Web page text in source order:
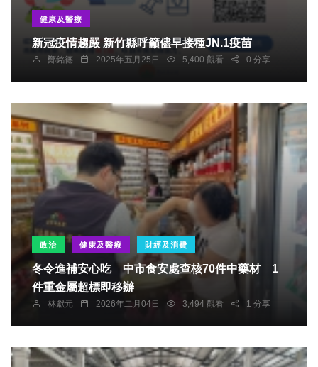
健康及醫療
新冠疫情趨嚴 新竹縣呼籲儘早接種JN.1疫苗
鄭銘德 2025年五月25日 5,400 觀看 0 分享
政治 健康及醫療 財經及消費
冬令進補安心吃 中市食安處查核70件中藥材 1
件重金屬超標即移辦
林獻元 2026年二月04日 3,494 觀看 1 分享